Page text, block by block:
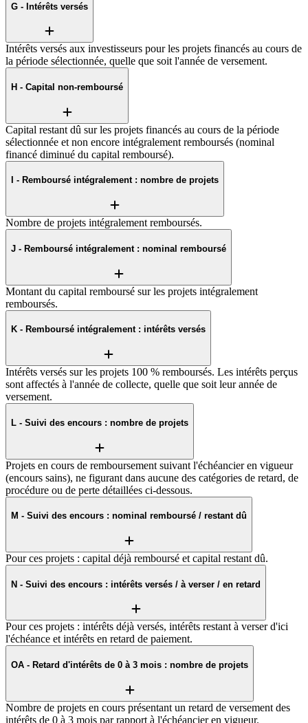
G - Intérêts versés
Intérêts versés aux investisseurs pour les projets financés au cours de
la période sélectionnée, quelle que soit l'année de versement.
H - Capital non-remboursé
Capital restant dû sur les projets financés au cours de la période
sélectionnée et non encore intégralement remboursés (nominal
financé diminué du capital remboursé).
I - Remboursé intégralement : nombre de projets
Nombre de projets intégralement remboursés.
J - Remboursé intégralement : nominal remboursé
Montant du capital remboursé sur les projets intégralement
remboursés.
K - Remboursé intégralement : intérêts versés
Intérêts versés sur les projets 100 % remboursés. Les intérêts perçus
sont affectés à l'année de collecte, quelle que soit leur année de
versement.
L - Suivi des encours : nombre de projets
Projets en cours de remboursement suivant l'échéancier en vigueur
(encours sains), ne figurant dans aucune des catégories de retard, de
procédure ou de perte détaillées ci-dessous.
M - Suivi des encours : nominal remboursé / restant dû
Pour ces projets : capital déjà remboursé et capital restant dû.
N - Suivi des encours : intérêts versés / à verser / en retard
Pour ces projets : intérêts déjà versés, intérêts restant à verser d'ici
l'échéance et intérêts en retard de paiement.
OA - Retard d'intérêts de 0 à 3 mois : nombre de projets
Nombre de projets en cours présentant un retard de versement des
intérêts de 0 à 3 mois par rapport à l'échéancier en vigueur.